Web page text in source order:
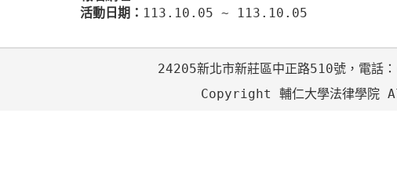
活動日期： 113.10.05 ~ 113.10.05
24205新北市新莊區中正路510號，電
Copyright 輔仁大學法律學